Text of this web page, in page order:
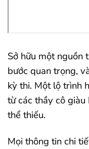
Sở hữu một nguồn
bước quan trọng,
kỳ thi. Một lộ trình
từ các thầy cô
thể thiếu.
Mọi thông tin chi